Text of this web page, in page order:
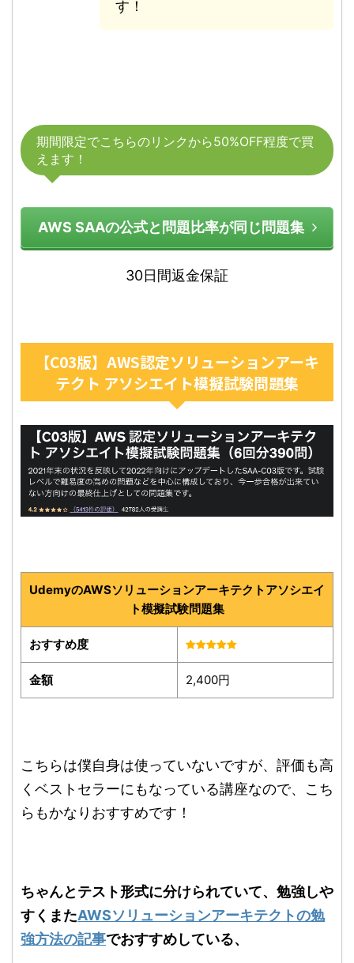
す！
期間限定でこちらのリンクから50%OFF程度で買
えます！
AWS SAAの公式と問題比率が同じ問題集
30日間返金保証
【C03版】AWS認定ソリューションアーキ
テクト アソシエイト模擬試験問題集
UdemyのAWSソリューションアーキテクトアソシエイ
ト模擬試験問題集
おすすめ度
金額 2,400円
こちらは僕自身は使っていないですが、評価も高
くベストセラーにもなっている講座なので、こち
らもかなりおすすめです！
ちゃんとテスト形式に分けられていて、勉強しや
すくまたAWSソリューションアーキテクトの勉
強方法の記事でおすすめしている、